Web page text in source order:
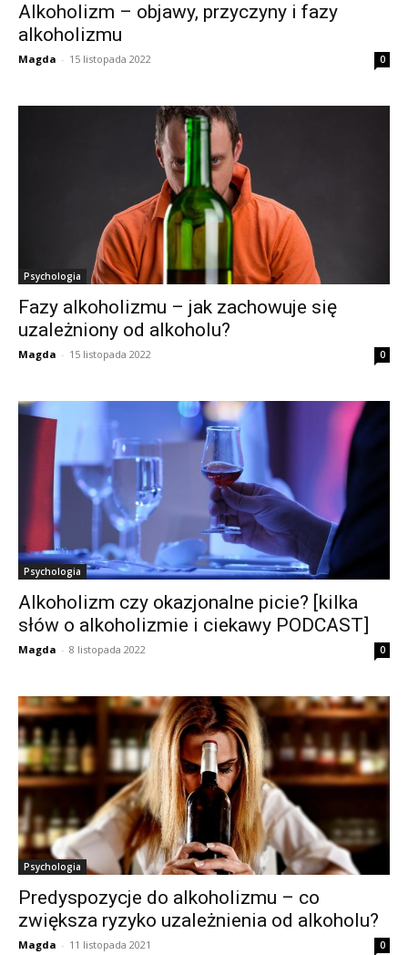
Alkoholizm – objawy, przyczyny i fazy
alkoholizmu
Magda - 15 listopada 2022 0
Psychologia
Fazy alkoholizmu – jak zachowuje się
uzależniony od alkoholu?
Magda - 15 listopada 2022 0
Psychologia
Alkoholizm czy okazjonalne picie? [kilka
słów o alkoholizmie i ciekawy PODCAST]
Magda - 8 listopada 2022 0
Psychologia
Predyspozycje do alkoholizmu – co
zwiększa ryzyko uzależnienia od alkoholu?
Magda - 11 listopada 2021 0